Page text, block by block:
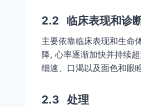
2.2 临床表现和诊
主要依靠临床表现和生命
降, 心率逐渐加快并持续
细速、口渴以及面色和眼
2.3 处理